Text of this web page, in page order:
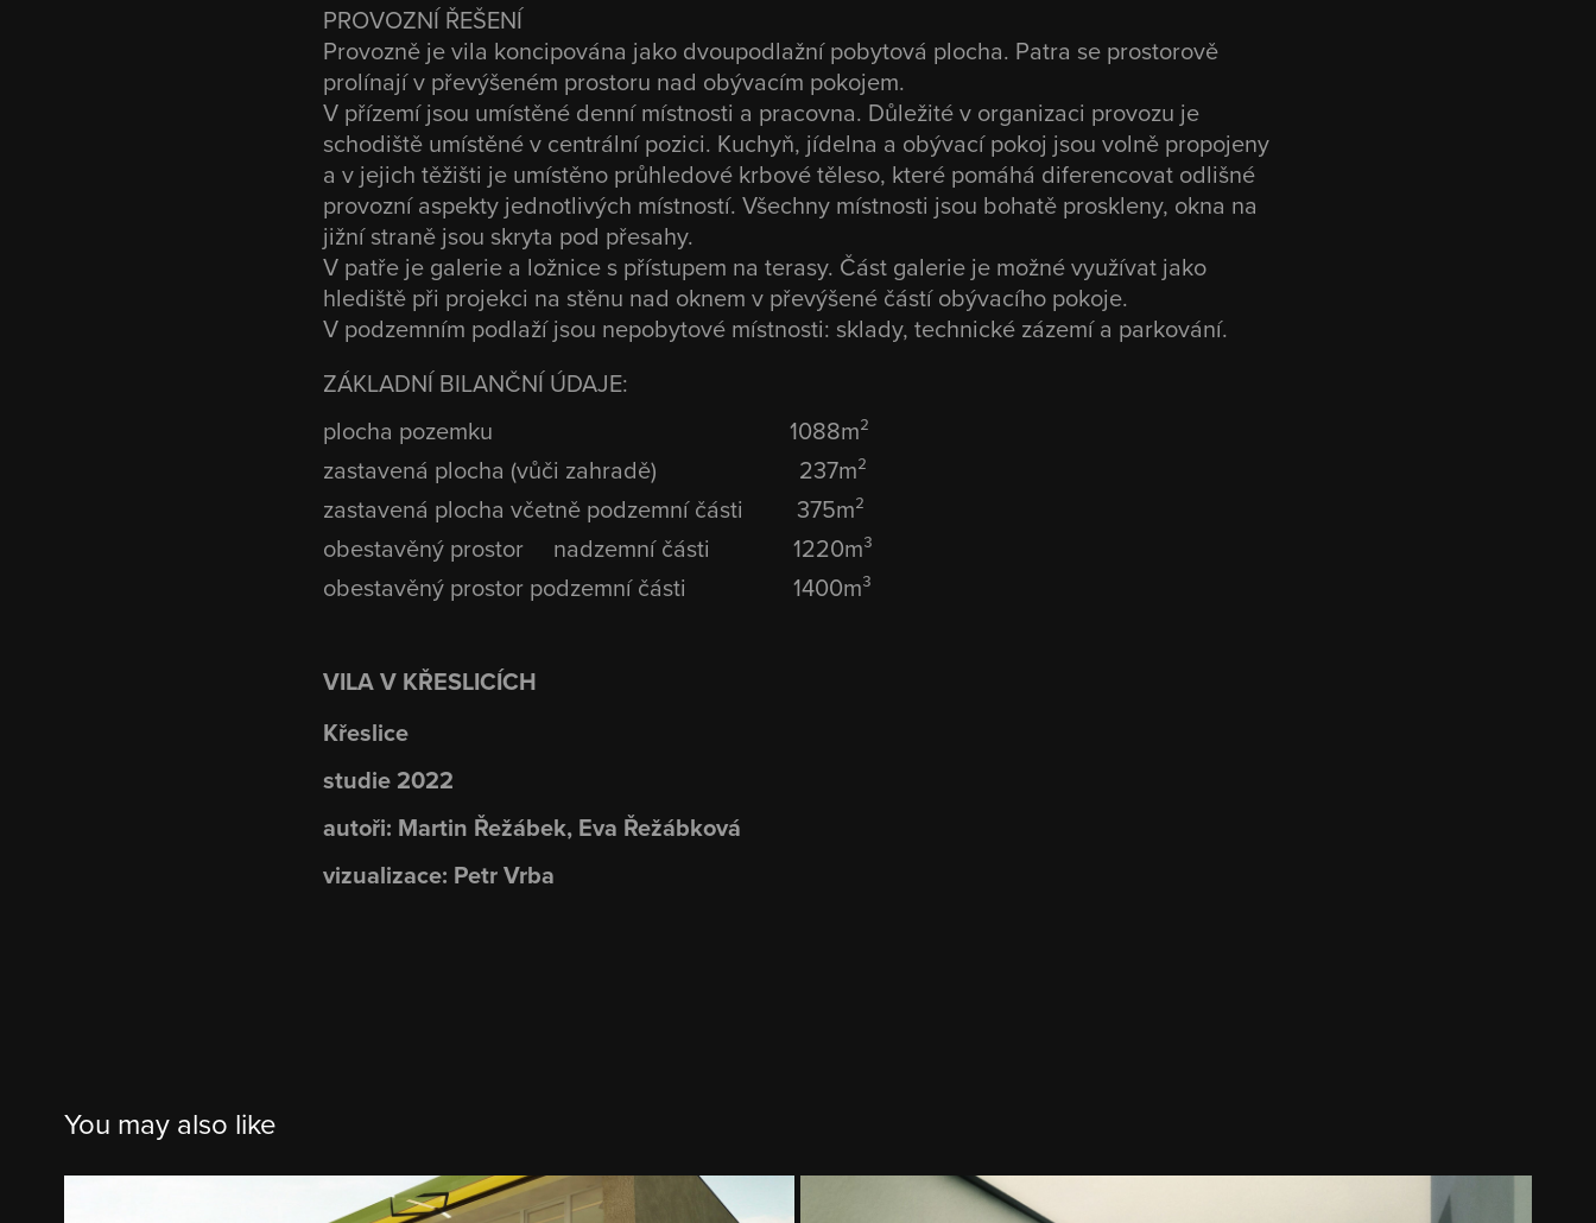
PROVOZNÍ ŘEŠENÍ
Provozně je vila koncipována jako dvoupodlažní pobytová plocha. Patra se prostorově
prolínají v převýšeném prostoru nad obývacím pokojem.
V přízemí jsou umístěné denní místnosti a pracovna. Důležité v organizaci provozu je
schodiště umístěné v centrální pozici. Kuchyň, jídelna a obývací pokoj jsou volně propojeny
a v jejich těžišti je umístěno průhledové krbové těleso, které pomáhá diferencovat odlišné
provozní aspekty jednotlivých místností. Všechny místnosti jsou bohatě proskleny, okna na
jižní straně jsou skryta pod přesahy.
V patře je galerie a ložnice s přístupem na terasy. Část galerie je možné využívat jako
hlediště při projekci na stěnu nad oknem v převýšené částí obývacího pokoje.
V podzemním podlaží jsou nepobytové místnosti: sklady, technické zázemí a parkování.
ZÁKLADNÍ BILANČNÍ ÚDAJE:
plocha pozemku 1088m²
zastavená plocha (vůči zahradě) 237m²
zastavená plocha včetně podzemní části 375m²
obestavěný prostor nadzemní části 1220m³
obestavěný prostor podzemní části 1400m³
VILA V KŘESLICÍCH
Křeslice
studie 2022
autoři: Martin Řežábek, Eva Řežábková
vizualizace: Petr Vrba
You may also like